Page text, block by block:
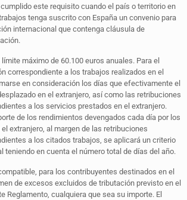
este requisito cuando el país o territorio en
tenga suscrito con España un convenio para
internacional que contenga cláusula de
máximo de 60.100 euros anuales. Para el
correspondiente a los trabajos realizados en el
en consideración los días que efectivamente el
en el extranjero, así como las retribuciones
a los servicios prestados en el extranjero.
de los rendimientos devengados cada día por los
extranjero, al margen de las retribuciones
a los citados trabajos, se aplicará un criterio
teniendo en cuenta el número total de días del año.
para los contribuyentes destinados en el
de excesos excluidos de tributación previsto en el
Reglamento, cualquiera que sea su importe. El